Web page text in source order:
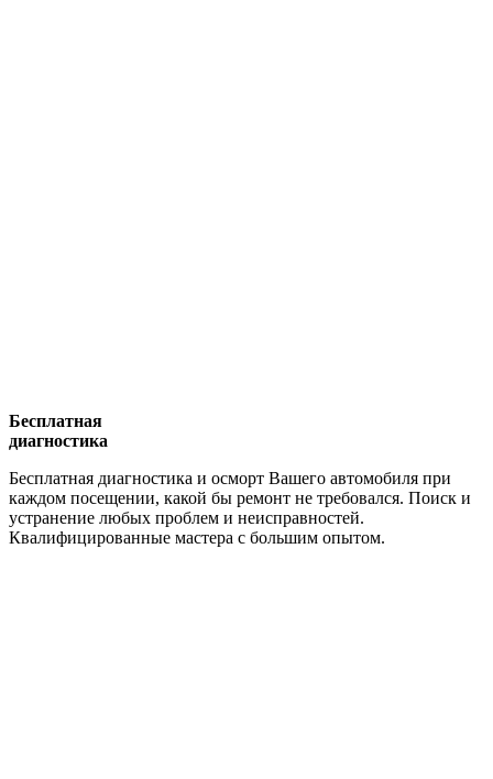
Бесплатная
диагностика
Бесплатная диагностика и осморт Вашего автомобиля при
каждом посещении, какой бы ремонт не требовался. Поиск и
устранение любых проблем и неисправностей.
Квалифицированные мастера с большим опытом.